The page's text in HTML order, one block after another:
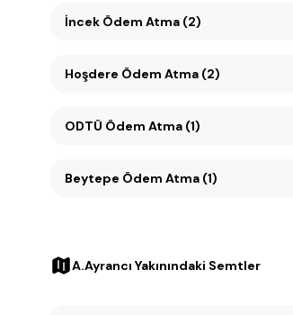
İncek Ödem Atma (2)
Hoşdere Ödem Atma (2)
ODTÜ Ödem Atma (1)
Beytepe Ödem Atma (1)
A.Ayrancı Yakınındaki Semtler